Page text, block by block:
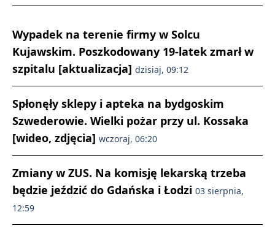
Wypadek na terenie firmy w Solcu
Kujawskim. Poszkodowany 19-latek zmarł w
szpitalu [aktualizacja] dzisiaj, 09:12
Spłonęły sklepy i apteka na bydgoskim
Szwederowie. Wielki pożar przy ul. Kossaka
[wideo, zdjęcia] wczoraj, 06:20
Zmiany w ZUS. Na komisję lekarską trzeba
będzie jeździć do Gdańska i Łodzi 03 sierpnia,
12:59